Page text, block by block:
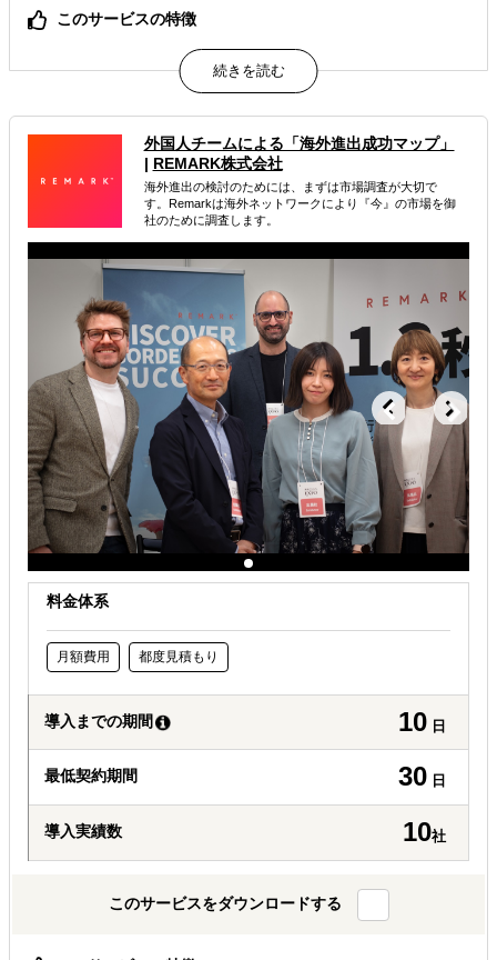
このサービスの特徴
海外展開に必要な実務と戦略を一気通貫で担い、継続的な
成長を実現。
属するジャンル
海外進出総合支援 海外進出戦略・事業計画立案
海外進出コンサルティング
解決できる課題
有効なプロモーション方法を探している
自社事業に最適な進出形態を知りたい
自社商材の現地でのニーズを知りたい
外国人チームによる「海外進出成功マップ」
| REMARK株式会社
海外進出の検討のためには、まずは市場調査が大切で
す。Remarkは海外ネットワークにより『今』の市場を御
社のために調査します。
料金体系
月額費用 都度見積もり
導入までの期間 10 日
最低契約期間 30 日
導入実績数 10社
このサービスをダウンロードする